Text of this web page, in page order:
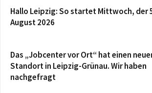
Hallo Leipzig: So startet Mittwoch, der
August 2026
Das „Jobcenter vor Ort“ hat einen
Standort in Leipzig-Grünau. Wir haben
nachgefragt